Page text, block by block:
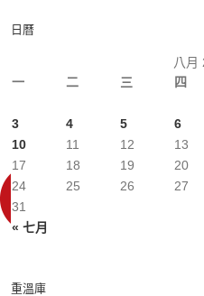
日曆
八月
一
二 三 四
« 七月
3
4 5 6
10
11 12 13
17
18 19 20
24
25 26 27
31
重溫庫